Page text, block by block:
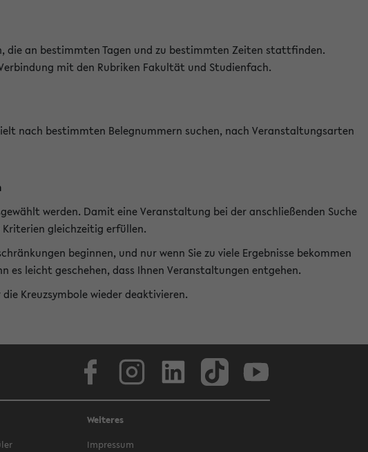
die an bestimmten Tagen und zu bestimmten Zeiten stattfinden.
mit den Rubriken Fakultät und Studienfach.
nach bestimmten Belegnummern suchen, nach Veranstaltungsarten
werden. Damit eine Veranstaltung bei der anschließenden Suche
Kriterien gleichzeitig erfüllen.
beginnen, und nur wenn Sie zu viele Ergebnisse bekommen
es leicht geschehen, dass Ihnen Veranstaltungen entgehen.
Kreuzsymbole wieder deaktivieren.
Weiteres
Impressum